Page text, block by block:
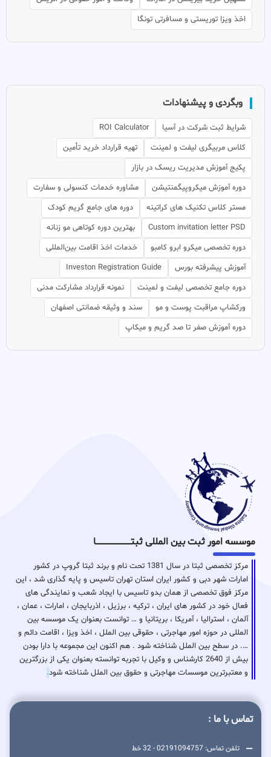
اخذ ویزا توریستی و مسافرتی تونگا
وبگردی و پیشنهادات
شرایط ثبت شرکت در آسیا
ROI Calculator
کلاس مربیگری لیفت و لمینت
تهیه قرارداد خرید تأمین
پکیج آموزش مدیریت ریسک در بازار
دوره آموزش میکروپیگمنتیشن
مشاوره خدمات کنسولی و سفارت
مستر کلاس تکنیک های کراتینه
دوره های جامع گریم کودک
Custom invitation letter PSD
بهترین دوره کوتاهی مو زنانه
دوره تخصصی میکرو ابرو کامبو
خدمات اخذ اقامت بین‌المللی
آموزش پیشرفته بورس
Investon Registration Guide
دوره جامع تخصصی لیفت و لمینت
نمونه قرارداد مشارکت مدنی
ورکشاپ مراقبت پوست و مو
سند و وثیقه ضمانتی اصفهان
دوره آموزش صفر تا صد گریم و میکاپ
موسسه امور ثبت بین المللی ثبتـــــــــــــــــــــــــــــا
مرکز تخصصی ثبتا در سال 1381 تحت نام و برند ثبتا گروپ در کشور
امارات شهر دبی و کشور ایران استان تهران تاسیس و پایه گذاری شد ، این
مرکز فوق تخصصی از همان بدو تاسیس با ایجاد شعب و نمایندگی های
فعال خود در کشور های ایران ، ترکیه ، برزیل ، اذربایجان ، امارات ، عمان ،
آلمان ، استرالیا ، آمریکا ، بریتانیا و … توانست بعنوان یک موسسه بین
المللی در حوزه امور مهاجرتی ، حقوقی بین الملل ، اخذ ویزا ، اقامت دائم و
…. در سطح بین الملل شناخته شود . هم اکنون این مجموعه با دارا بودن
بیش از 2640 کارشناس و وکیل با تجربه توانسته بعنوان یکی از بزرگترین
و معتبرترین موسسات مهاجرتی و حقوق بین الملل شناخته شود.
تماس با ما :
تلفن تماس: 02191094757 - 32 خط